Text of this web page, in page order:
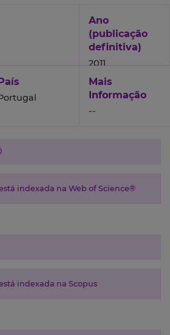
Ano
(publicação
definitiva)
2011
País
Mais
Informação
--
indexada na Web of Science®
indexada na Scopus